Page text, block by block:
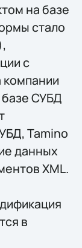
на базе
стало
с
СУБД
Tamino
данных
XML.
в